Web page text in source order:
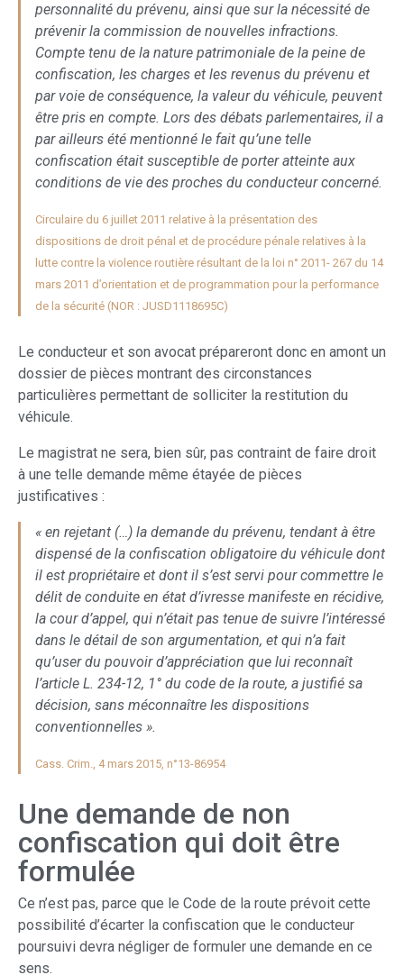
personnalité du prévenu, ainsi que sur la nécessité de
prévenir la commission de nouvelles infractions.
Compte tenu de la nature patrimoniale de la peine de
confiscation, les charges et les revenus du prévenu et
par voie de conséquence, la valeur du véhicule, peuvent
être pris en compte. Lors des débats parlementaires, il a
par ailleurs été mentionné le fait qu’une telle
confiscation était susceptible de porter atteinte aux
conditions de vie des proches du conducteur concerné.
Circulaire du 6 juillet 2011 relative à la présentation des
dispositions de droit pénal et de procédure pénale relatives à la
lutte contre la violence routière résultant de la loi n° 2011- 267 du 14
mars 2011 d’orientation et de programmation pour la performance
de la sécurité (NOR : JUSD1118695C)
Le conducteur et son avocat prépareront donc en amont un
dossier de pièces montrant des circonstances
particulières permettant de solliciter la restitution du
véhicule.
Le magistrat ne sera, bien sûr, pas contraint de faire droit
à une telle demande même étayée de pièces
justificatives :
« en rejetant (…) la demande du prévenu, tendant à être
dispensé de la confiscation obligatoire du véhicule dont
il est propriétaire et dont il s’est servi pour commettre le
délit de conduite en état d’ivresse manifeste en récidive,
la cour d’appel, qui n’était pas tenue de suivre l’intéressé
dans le détail de son argumentation, et qui n’a fait
qu’user du pouvoir d’appréciation que lui reconnaît
l’article L. 234-12, 1° du code de la route, a justifié sa
décision, sans méconnaître les dispositions
conventionnelles ».
Cass. Crim., 4 mars 2015, n°13-86954
Une demande de non
confiscation qui doit être
formulée
Ce n’est pas, parce que le Code de la route prévoit cette
possibilité d’écarter la confiscation que le conducteur
poursuivi devra négliger de formuler une demande en ce
sens.